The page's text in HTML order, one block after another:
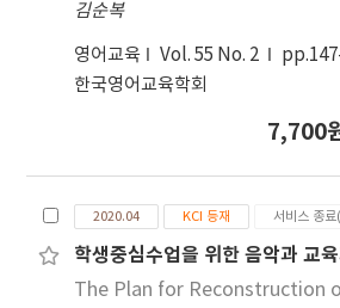
김순복
영어교육 Vol. 55 No. 2
한국영어교육학회
7,700
2020.04 KCI 등재 서비스 종
학생중심수업을 위한 음악과 교
The Plan for Reconstruction